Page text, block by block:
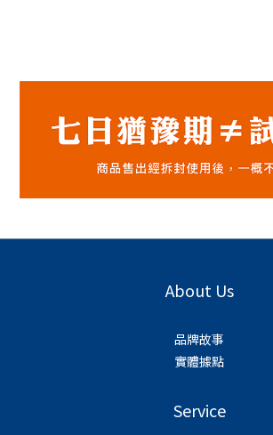
About Us
品牌故事
實體據點
Service